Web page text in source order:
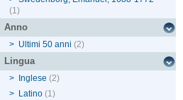
(1)
Anno
> Ultimi 50 anni (2)
Lingua
> Inglese (2)
> Latino (1)